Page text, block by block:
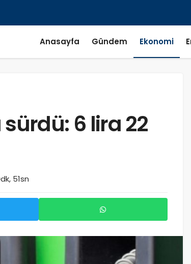
Anasayfa Gündem Ekonomi
6 lira 22
51sn